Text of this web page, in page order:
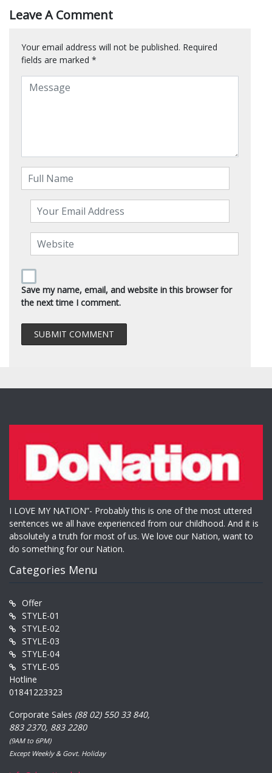
Leave A Comment
Your email address will not be published. Required
fields are marked *
Save my name, email, and website in this browser for
the next time I comment.
I LOVE MY NATION”- Probably this is one of the most uttered
sentences we all have experienced from our childhood. And it is
absolutely a truth for most of us. We love our Nation, want to
do something for our Nation.
Categories Menu
Offer
STYLE-01
STYLE-02
STYLE-03
STYLE-04
STYLE-05
Hotline
01841223323
Corporate Sales (88 02) 550 33 840,
883 2370, 883 2280
(9AM to 6PM)
Except Weekly & Govt. Holiday